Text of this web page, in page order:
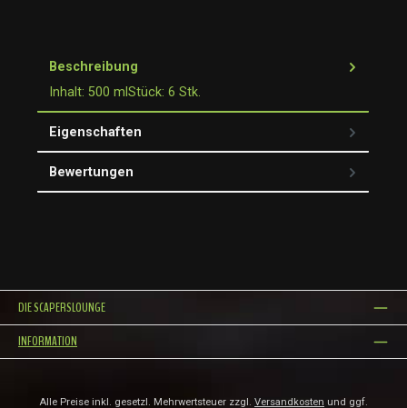
Beschreibung
Inhalt: 500 mlStück: 6 Stk.
Eigenschaften
Bewertungen
DIE SCAPERSLOUNGE
INFORMATION
Alle Preise inkl. gesetzl. Mehrwertsteuer zzgl. Versandkosten und ggf.